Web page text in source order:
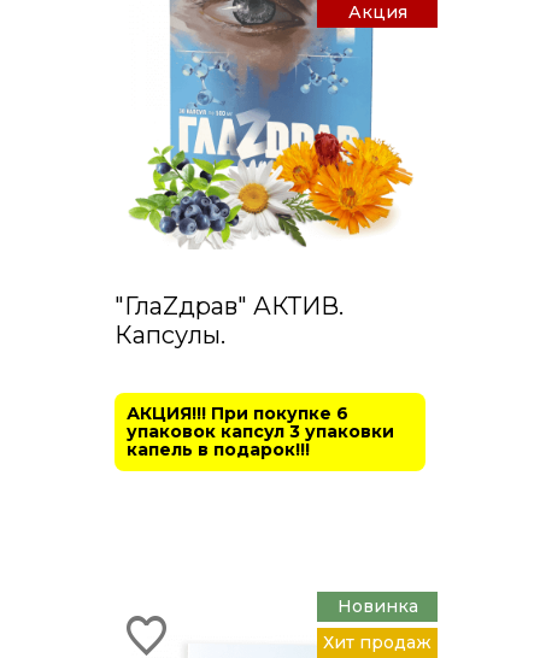
Акция
"ГлаZдрав" АКТИВ.
Капсулы.
АКЦИЯ!!! При покупке 6
упаковок капсул 3 упаковки
капель в подарок!!!
Новинка
Хит продаж